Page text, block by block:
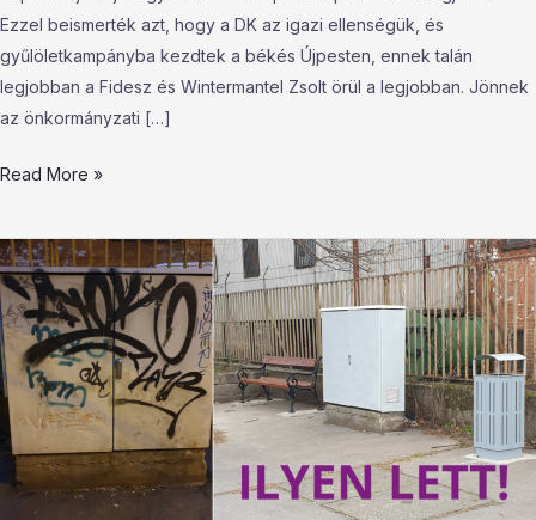
Ezzel beismerték azt, hogy a DK az igazi ellenségük, és
gyűlöletkampányba kezdtek a békés Újpesten, ennek talán
legjobban a Fidesz és Wintermantel Zsolt örül a legjobban. Jönnek
az önkormányzati […]
Read More »
Kis
dolgok
a
nagy
dolgok!